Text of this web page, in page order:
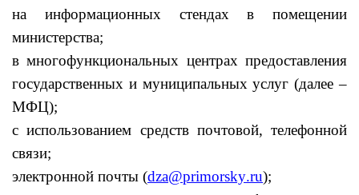
на информационных стендах в помещении
министерства;
в многофункциональных центрах предоставления
государственных и муниципальных услуг (далее –
МФЦ);
с использованием средств почтовой, телефонной
связи;
электронной почты (dza@primorsky.ru);